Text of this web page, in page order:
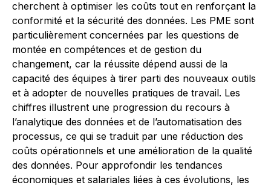
cherchent à optimiser les coûts tout en renforçant la
conformité et la sécurité des données. Les PME sont
particulièrement concernées par les questions de
montée en compétences et de gestion du
changement, car la réussite dépend aussi de la
capacité des équipes à tirer parti des nouveaux outils
et à adopter de nouvelles pratiques de travail. Les
chiffres illustrent une progression du recours à
l’analytique des données et de l’automatisation des
processus, ce qui se traduit par une réduction des
coûts opérationnels et une amélioration de la qualité
des données. Pour approfondir les tendances
économiques et salariales liées à ces évolutions, les